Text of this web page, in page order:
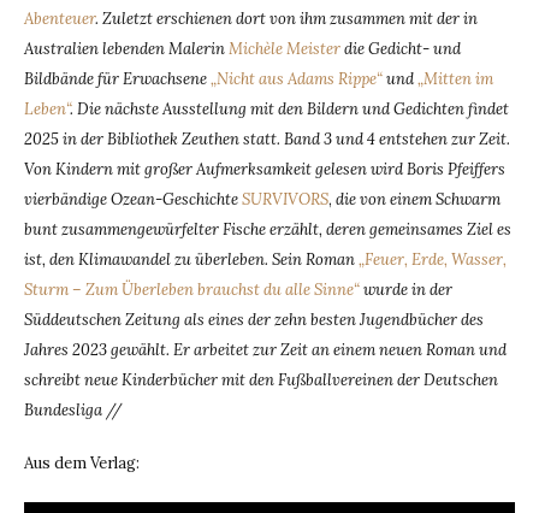
Abenteuer. Zuletzt erschienen dort von ihm zusammen mit der in
Australien lebenden MalerinMichèle Meisterdie Gedicht- und
Bildbände für Erwachsene„Nicht aus Adams Rippe“und„Mitten im
Leben“. Die nächste Ausstellung mit den Bildern und Gedichten findet
2025 in der Bibliothek Zeuthen statt. Band 3 und 4 entstehen zur Zeit.
Von Kindern mit großer Aufmerksamkeit gelesen wird Boris Pfeiffers
vierbändige Ozean-GeschichteSURVIVORS, die von einem Schwarm
bunt zusammengewürfelter Fische erzählt, deren gemeinsames Ziel es
ist, den Klimawandel zu überleben. Sein Roman„Feuer, Erde, Wasser,
Sturm – Zum Überleben brauchst du alle Sinne“wurde in der
Süddeutschen Zeitung als eines der zehn besten Jugendbücher des
Jahres 2023 gewählt. Er arbeitet zur Zeit an einem neuen Roman und
schreibt neue Kinderbücher mit den Fußballvereinen der Deutschen
Bundesliga //
Aus dem Verlag: